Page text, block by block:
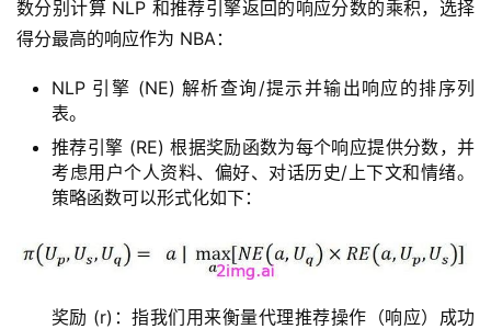
数分别计算 NLP 和推荐引擎返回的响应分数的乘积，选择
得分最高的响应作为 NBA：
NLP 引擎 (NE) 解析查询/提示并输出响应的排序列
表。
推荐引擎 (RE) 根据奖励函数为每个响应提供分数，并
考虑用户个人资料、偏好、对话历史/上下文和情绪。
策略函数可以形式化如下：
奖励 (r)：指我们用来衡量代理推荐操作（响应）成功